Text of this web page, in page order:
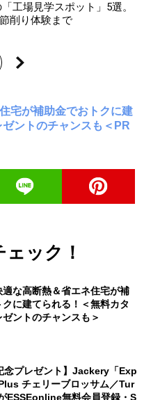
工場見学スポット」5選。
削り体験まで
宅が補助金でおトクに建
ントのチャンスも＜PR
ック！
適な高断熱＆省エネ住宅が補
クに建てられる！＜無料カタ
ゼントのチャンスも＞
念プレゼント】Jackery「Exp
チェリーブロッサム／Tur
ESSEonline無料会員登録・S